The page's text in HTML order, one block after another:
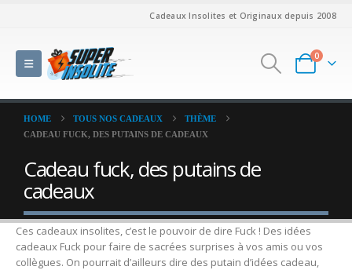
Cadeaux Insolites et Originaux depuis 2008
0
HOME TOUS NOS CADEAUX
THÈME
CADEAU FUCK, DES PUTAINS DE CADEAUX
Cadeau fuck, des putains de
cadeaux
Ces cadeaux insolites, c’est le pouvoir de dire Fuck ! Des idées
cadeaux Fuck pour faire de sacrées surprises à vos amis ou vos
collègues. On pourrait d’ailleurs dire des putain d’idées cadeau,